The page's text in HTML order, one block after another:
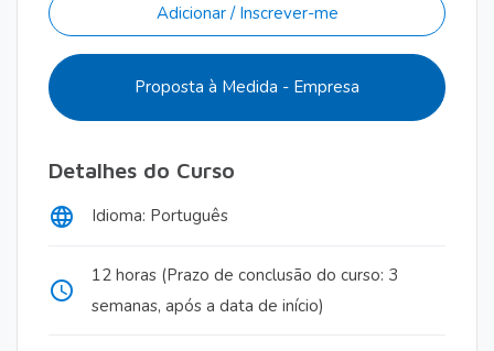
Adicionar / Inscrever-me
Proposta à Medida - Empresa
Detalhes do Curso
language Idioma: Português
access_time
12 horas (Prazo de conclusão do curso: 3
semanas, após a data de início)